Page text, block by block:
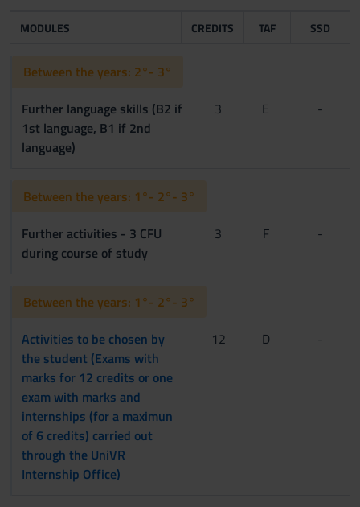
MODULES CREDITS TAF SSD
Between the years: 2°- 3°
Further language skills (B2 if
1st language, B1 if 2nd
language)
3 E -
Between the years: 1°- 2°- 3°
Further activities - 3 CFU
during course of study
3 F -
Between the years: 1°- 2°- 3°
Activities to be chosen by
the student (Exams with
marks for 12 credits or one
exam with marks and
internships (for a maximun
of 6 credits) carried out
through the UniVR
Internship Office)
12 D -